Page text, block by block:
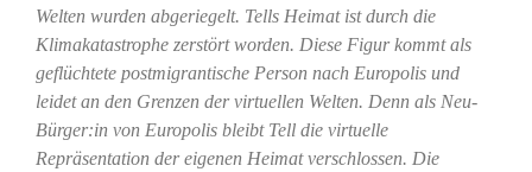
Welten wurden abgeriegelt. Tells Heimat ist durch die
Klimakatastrophe zerstört worden. Diese Figur kommt als
geflüchtete postmigrantische Person nach Europolis und
leidet an den Grenzen der virtuellen Welten. Denn als Neu-
Bürger:in von Europolis bleibt Tell die virtuelle
Repräsentation der eigenen Heimat verschlossen. Die